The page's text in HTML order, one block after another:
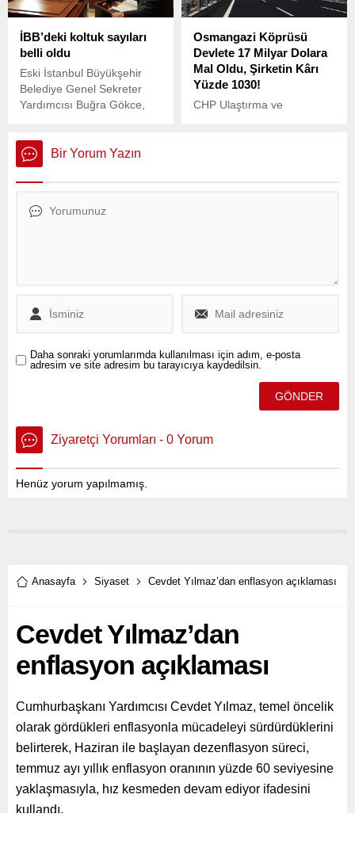
olmaya devam edecek”
İBB’deki koltuk sayıları
belli oldu
Eski İstanbul Büyükşehir
Belediye Genel Sekreter
Yardımcısı Buğra Gökce,
sonrası İBB Meclisi'nde
partilerin koltuk sayılarına
ilişkin açıklamalarda
Osmangazi Köprüsü
Devlete 17 Milyar Dolara
Mal Oldu, Şirketin Kârı
Yüzde 1030!
CHP Ulaştırma ve
Uraloğlu’nun yanıtlaması
Bir Yorum Yazın
Daha sonraki yorumlarımda kullanılması için adım, e-posta
adresim ve site adresim bu tarayıcıya kaydedilsin.
Ziyaretçi Yorumları - 0 Yorum
Henüz yorum yapılmamış.
Anasayfa Siyaset Cevdet Yılmaz’dan enflasyon açıklaması
Cevdet Yılmaz’dan
enflasyon açıklaması
Cumhurbaşkanı Yardımcısı Cevdet Yılmaz, temel öncelik
olarak gördükleri enflasyonla mücadeleyi sürdürdüklerini
belirterek, Haziran ile başlayan dezenflasyon süreci,
temmuz ayı yıllık enflasyon oranının yüzde 60 seviyesine
yaklaşmasıyla, hız kesmeden devam ediyor ifadesini
kullandı.